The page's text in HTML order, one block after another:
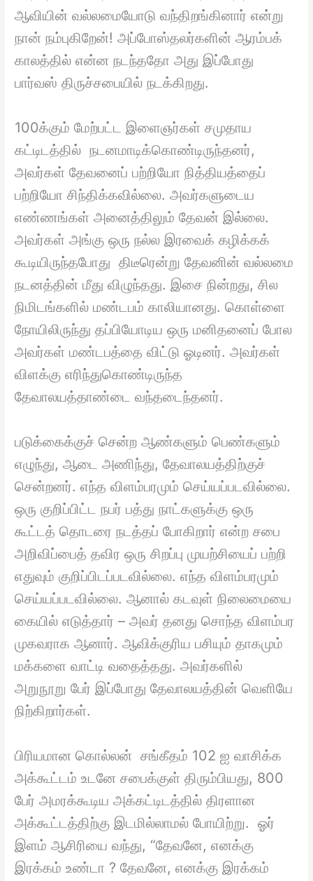
ஆவியின் வல்லமையோடு வந்திறங்கினார் என்று
நான் நம்புகிறேன்! அப்போஸ்தலர்களின் ஆரம்பக்
காலத்தில் என்ன நடந்ததோ அது இப்போது
பார்வஸ் திருச்சபையில் நடக்கிறது.
100க்கும் மேற்பட்ட இளைஞர்கள் சமுதாய
கட்டிடத்தில் நடனமாடிக்கொண்டிருந்தனர்,
அவர்கள் தேவனைப் பற்றியோ நித்தியத்தைப்
பற்றியோ சிந்திக்கவில்லை. அவர்களுடைய
எண்ணங்கள் அனைத்திலும் தேவன் இல்லை.
அவர்கள் அங்கு ஒரு நல்ல இரவைக் கழிக்கக்
கூடியிருந்தபோது திடீரென்று தேவனின் வல்லமை
நடனத்தின் மீது விழுந்தது. இசை நின்றது, சில
நிமிடங்களில் மண்டபம் காலியானது. கொள்ளை
நோயிலிருந்து தப்பியோடிய ஒரு மனிதனைப் போல
அவர்கள் மண்டபத்தை விட்டு ஓடினர். அவர்கள்
விளக்கு எரிந்துகொண்டிருந்த
தேவாலயத்தாண்டை வந்தடைந்தனர்.
படுக்கைக்குச் சென்ற ஆண்களும் பெண்களும்
எழுந்து, ஆடை அணிந்து, தேவாலயத்திற்குச்
சென்றனர். எந்த விளம்பரமும் செய்யப்படவில்லை.
ஒரு குறிப்பிட்ட நபர் பத்து நாட்களுக்கு ஒரு
கூட்டத் தொடரை நடத்தப் போகிறார் என்ற சபை
அறிவிப்பைத் தவிர ஒரு சிறப்பு முயற்சியைப் பற்றி
எதுவும் குறிப்பிடப்படவில்லை. எந்த விளம்பரமும்
செய்யப்படவில்லை. ஆனால் கடவுள் நிலைமையை
கையில் எடுத்தார் – அவர் தனது சொந்த விளம்பர
முகவராக ஆனார். ஆவிக்குரிய பசியும் தாகமும்
மக்களை வாட்டி வதைத்தது. அவர்களில்
அறுநூறு பேர் இப்போது தேவாலயத்தின் வெளியே
நிற்கிறார்கள்.
பிரியமான கொல்லன் சங்கீதம் 102 ஐ வாசிக்க
அக்கூட்டம் உடனே சபைக்குள் திரும்பியது, 800
பேர் அமரக்கூடிய அக்கட்டிடத்தில் திரளான
அக்கூட்டத்திற்கு இடமில்லாமல் போயிற்று. ஓர்
இளம் ஆசிரியை வந்து, “தேவனே, எனக்கு
இரக்கம் உண்டா ? தேவனே, எனக்கு இரக்கம்